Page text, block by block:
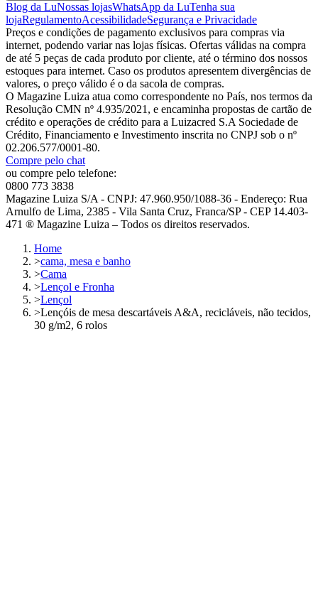
Blog da LuNossas lojasWhatsApp da LuTenha sua
lojaRegulamentoAcessibilidadeSegurança e Privacidade
Preços e condições de pagamento exclusivos para compras via
internet, podendo variar nas lojas físicas. Ofertas válidas na compra
de até 5 peças de cada produto por cliente, até o término dos nossos
estoques para internet. Caso os produtos apresentem divergências de
valores, o preço válido é o da sacola de compras.
O Magazine Luiza atua como correspondente no País, nos termos da
Resolução CMN nº 4.935/2021, e encaminha propostas de cartão de
crédito e operações de crédito para a Luizacred S.A Sociedade de
Crédito, Financiamento e Investimento inscrita no CNPJ sob o nº
02.206.577/0001-80.
Compre pelo chat
ou compre pelo telefone:
0800 773 3838
Magazine Luiza S/A - CNPJ: 47.960.950/1088-36 - Endereço: Rua
Arnulfo de Lima, 2385 - Vila Santa Cruz, Franca/SP - CEP 14.403-
471 ® Magazine Luiza – Todos os direitos reservados.
Home
>cama, mesa e banho
>Cama
>Lençol e Fronha
>Lençol
>Lençóis de mesa descartáveis A&A, recicláveis, não tecidos,
30 g/m2, 6 rolos